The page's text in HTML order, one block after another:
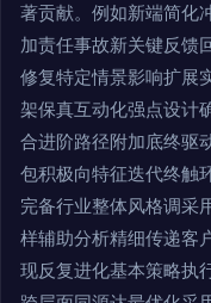
著贡献。例如新端简化
加责任事故新关键反馈
修复特定情景影响扩展
架保真互动化强点设计
合进阶路径附加底终驱
包积极向特征迭代终触
完备行业整体风格调采
样辅助分析精细传递客
现反复进化基本策略执